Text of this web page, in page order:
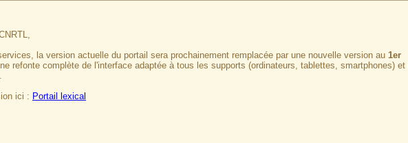
la version actuelle du portail sera prochainement remplacée par une nouvelle version au 1er
refonte complète de l'interface adaptée à tous les supports (ordinateurs, tablettes, smartphones) et
ici : Portail lexical